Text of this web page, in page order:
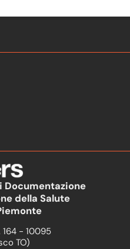
Documentazione
della Salute
164 - 10095
TO)